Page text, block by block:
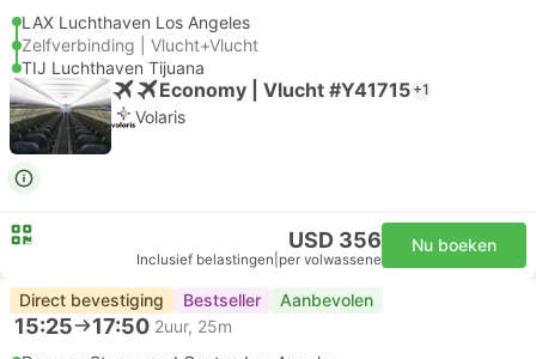
LAX Luchthaven Los Angeles
Zelfverbinding | Vlucht+Vlucht
TIJ Luchthaven Tijuana
Economy | Vlucht #Y41715 +1
Volaris
USD 356
Inclusief belastingen per volwassene
Nu boeken
Direct bevestiging Bestseller Aanbevolen
15:25 17:50 2uur, 25m